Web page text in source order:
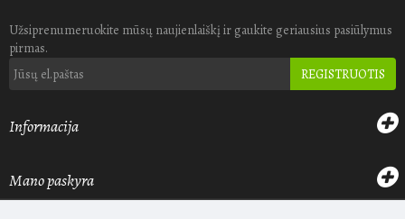
Užsiprenumeruokite mūsų naujienlaiškį ir gaukite geriausius pasiūlymus
pirmas.
REGISTRUOTIS
Informacija
Mano paskyra